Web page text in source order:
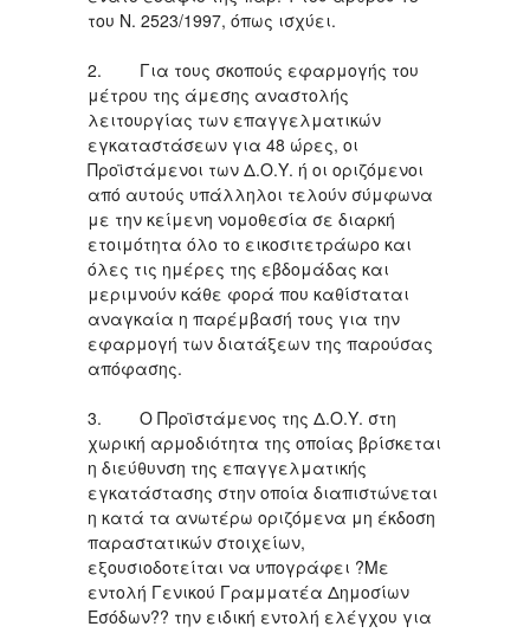
του Ν. 2523/1997, όπως ισχύει.
2. Για τους σκοπούς εφαρμογής του
μέτρου της άμεσης αναστολής
λειτουργίας των επαγγελματικών
εγκαταστάσεων για 48 ώρες, οι
Προϊστάμενοι των Δ.Ο.Υ. ή οι οριζόμενοι
από αυτούς υπάλληλοι τελούν σύμφωνα
με την κείμενη νομοθεσία σε διαρκή
ετοιμότητα όλο το εικοσιτετράωρο και
όλες τις ημέρες της εβδομάδας και
μεριμνούν κάθε φορά που καθίσταται
αναγκαία η παρέμβασή τους για την
εφαρμογή των διατάξεων της παρούσας
απόφασης.
3. Ο Προϊστάμενος της Δ.Ο.Υ. στη
χωρική αρμοδιότητα της οποίας βρίσκεται
η διεύθυνση της επαγγελματικής
εγκατάστασης στην οποία διαπιστώνεται
η κατά τα ανωτέρω οριζόμενα μη έκδοση
παραστατικών στοιχείων,
εξουσιοδοτείται να υπογράφει ?Με
εντολή Γενικού Γραμματέα Δημοσίων
Εσόδων?? την ειδική εντολή ελέγχου για